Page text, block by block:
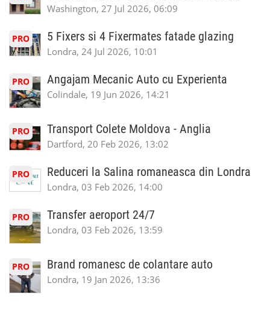
Washington, 27 Jul 2026, 06:09
PRO 5 Fixers si 4 Fixermates fatade glazing
Londra, 24 Jul 2026, 10:01
PRO Angajam Mecanic Auto cu Experienta
Colindale, 19 Jun 2026, 14:21
PRO Transport Colete Moldova - Anglia
Dartford, 20 Feb 2026, 13:02
PRO Reduceri la Salina romaneasca din Londra
Londra, 03 Feb 2026, 14:00
PRO Transfer aeroport 24/7
Londra, 03 Feb 2026, 13:59
PRO Brand romanesc de colantare auto
Londra, 19 Jan 2026, 13:36